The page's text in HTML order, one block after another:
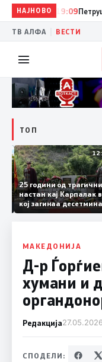
НАЈНОВО19:09
ТВ АЛФА ВЕСТИ
ТОП
13:04
25 години од
настан кај
кој загинаа
македонски
МАКЕДОНИЈА
Д-р
хумани и
Редакција27.05.2026
СПОДЕЛИ: